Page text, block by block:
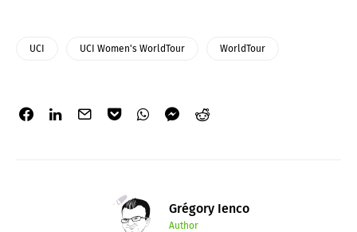
UCI UCI Women's WorldTour WorldTour
Grégory Ienco
Author